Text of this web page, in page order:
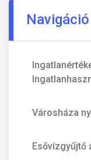
Navigáció
Városháza
Esővízgyűjtő